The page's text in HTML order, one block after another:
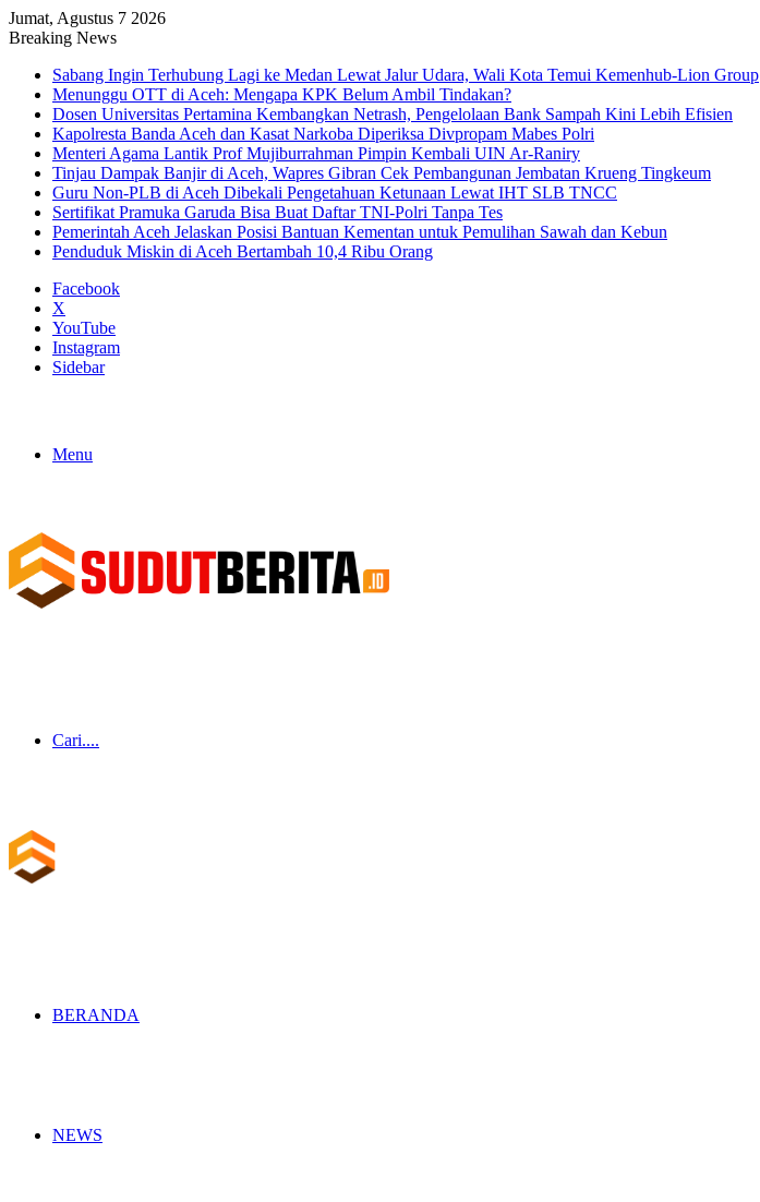
Jumat, Agustus 7 2026
Breaking News
Sabang Ingin Terhubung Lagi ke Medan Lewat Jalur Udara, Wali Kota Temui Kemenhub-Lion Group
Menunggu OTT di Aceh: Mengapa KPK Belum Ambil Tindakan?
Dosen Universitas Pertamina Kembangkan Netrash, Pengelolaan Bank Sampah Kini Lebih Efisien
Kapolresta Banda Aceh dan Kasat Narkoba Diperiksa Divpropam Mabes Polri
Menteri Agama Lantik Prof Mujiburrahman Pimpin Kembali UIN Ar-Raniry
Tinjau Dampak Banjir di Aceh, Wapres Gibran Cek Pembangunan Jembatan Krueng Tingkeum
Guru Non-PLB di Aceh Dibekali Pengetahuan Ketunaan Lewat IHT SLB TNCC
Sertifikat Pramuka Garuda Bisa Buat Daftar TNI-Polri Tanpa Tes
Pemerintah Aceh Jelaskan Posisi Bantuan Kementan untuk Pemulihan Sawah dan Kebun
Penduduk Miskin di Aceh Bertambah 10,4 Ribu Orang
Facebook
X
YouTube
Instagram
Sidebar
Menu
Cari....
BERANDA
NEWS